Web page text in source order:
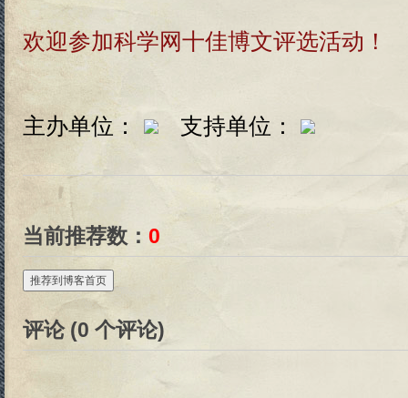
欢迎参加科学网十佳博文评选活动！
主办单位： 支持单位：
当前推荐数： 0
推荐到博客首页
评论 (0 个评论)